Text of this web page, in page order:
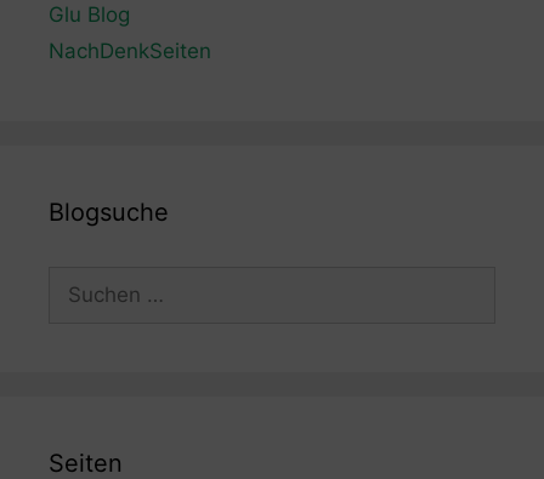
Glu Blog
NachDenkSeiten
Blogsuche
nach:
Seiten